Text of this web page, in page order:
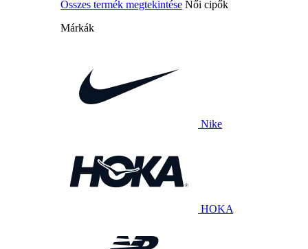
Összes termék megtekintése Női cipők
Márkák
Nike
HOKA